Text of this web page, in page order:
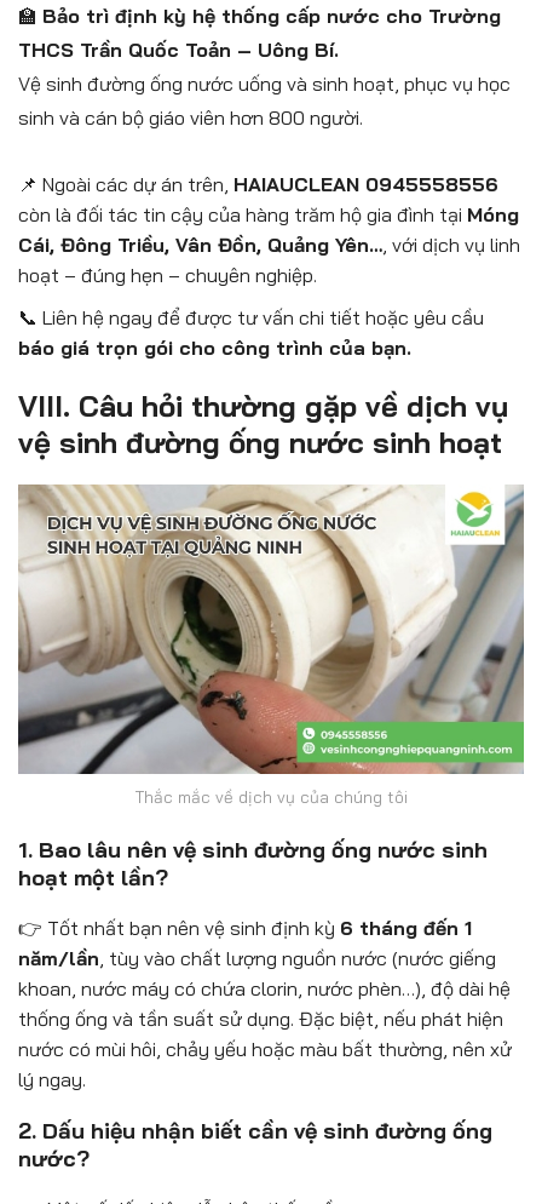
🏫 Bảo trì định kỳ hệ thống cấp nước cho Trường
THCS Trần Quốc Toản – Uông Bí.
Vệ sinh đường ống nước uống và sinh hoạt, phục vụ học
sinh và cán bộ giáo viên hơn 800 người.
📌 Ngoài các dự án trên, HAIAUCLEAN 0945558556
còn là đối tác tin cậy của hàng trăm hộ gia đình tại Móng
Cái, Đông Triều, Vân Đồn, Quảng Yên…, với dịch vụ linh
hoạt – đúng hẹn – chuyên nghiệp.
📞 Liên hệ ngay để được tư vấn chi tiết hoặc yêu cầu
báo giá trọn gói cho công trình của bạn.
VIII. Câu hỏi thường gặp về dịch vụ
vệ sinh đường ống nước sinh hoạt
Thắc mắc về dịch vụ của chúng tôi
1. Bao lâu nên vệ sinh đường ống nước sinh
hoạt một lần?
👉 Tốt nhất bạn nên vệ sinh định kỳ 6 tháng đến 1
năm/lần , tùy vào chất lượng nguồn nước (nước giếng
khoan, nước máy có chứa clorin, nước phèn…), độ dài hệ
thống ống và tần suất sử dụng. Đặc biệt, nếu phát hiện
nước có mùi hôi, chảy yếu hoặc màu bất thường, nên xử
lý ngay.
2. Dấu hiệu nhận biết cần vệ sinh đường ống
nước?